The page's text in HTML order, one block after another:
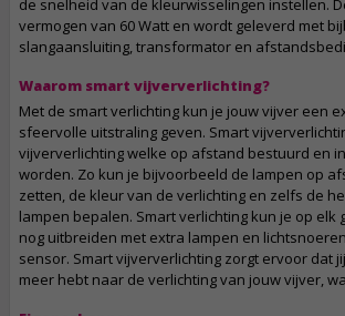
de snelheid van de kleurwisselingen instellen.
vermogen van 60 Watt en wordt geleverd met
slangaansluiting, transformator en
Waarom smart vijververlichting?
Met de smart verlichting kun je jouw vijver een
sfeervolle uitstraling geven. Smart
vijververlichting welke op afstand bestuurd en
worden. Zo kun je bijvoorbeeld de lampen op
zetten, de kleur van de verlichting en zelfs de
lampen bepalen. Smart verlichting kun je op elk
nog uitbreiden met extra lampen en
sensor. Smart vijververlichting zorgt ervoor dat
meer hebt naar de verlichting van jouw vijver,